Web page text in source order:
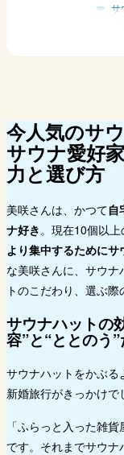
サ
今人気のサ
サウナ愛好
力と選び方
美咲さんは、かつて自
ナ好き。現在10個以
より集中するために
な美咲さんに、サウ
トのこだわり、選ぶ際
サウナハットの
容”と“ととのう
サウナハットをかぶ
新婚旅行がきっかけで
「ふらっと入った雑
です。それまでサウ